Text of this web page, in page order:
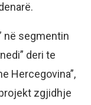
në segmentin
deri te
Hercegovina”,
zgjidhje